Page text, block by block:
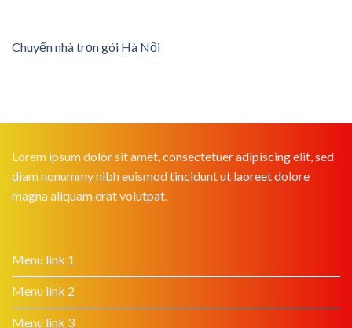
Chuyển nhà trọn gói Hà Nội
Lorem ipsum dolor sit amet, consectetuer adipiscing elit, sed
diam nonummy nibh euismod tincidunt ut laoreet dolore
magna aliquam erat volutpat.
Menu link 1
Menu link 2
Menu link 3